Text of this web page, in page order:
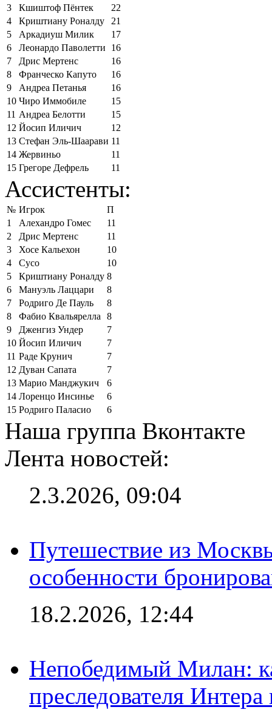
3
Кшиштоф Пёнтек
22
4
Криштиану Роналду
21
5
Аркадиуш Милик
17
6
Леонардо Паволетти
16
7
Дрис Мертенс
16
8
Франческо Капуто
16
9
Андреа Петанья
16
10 Чиро Иммобиле
15
11 Андреа Белотти
15
12 Йосип Иличич
12
13 Стефан Эль-Шаарави 11
14 Жервиньо
11
15 Грегоре Дефрель 11
Ассистенты:
№ Игрок
П
1
Алехандро Гомес
11
2
Дрис Мертенс
11
3
Хосе Кальехон
10
4
Сусо
10
5
Криштиану Роналду 8
6
Мануэль Лаццари
8
7
Родриго Де Пауль
8
8
Фабио Квальярелла
8
9
Дженгиз Ундер
7
10 Йосип Иличич
7
11 Раде Крунич
7
12 Дуван Сапата
7
13 Марио Манджукич
6
14 Лоренцо Инсинье
6
15 Родриго Паласио 6
Наша группа Вконтакте
Лента новостей:
2.3.2026, 09:04
Путешествие из
особенности
18.2.2026, 12:44
Непобедимый Милан:
преследователя